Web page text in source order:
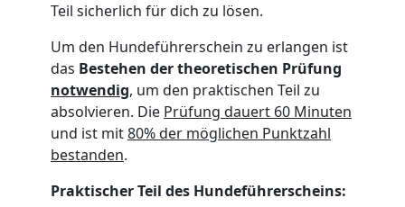
Teil sicherlich für dich zu lösen.
Um den Hundeführerschein zu erlangen ist
das Bestehen der theoretischen Prüfung
notwendig, um den praktischen Teil zu
absolvieren. Die Prüfung dauert 60 Minuten
und ist mit80% der möglichen Punktzahl
bestanden.
Praktischer Teil des Hundeführerscheins: